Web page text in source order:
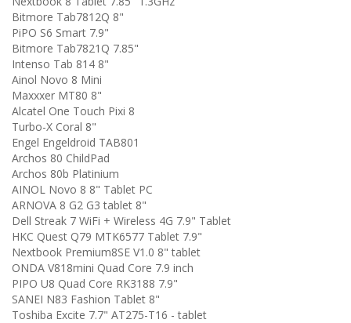
Bitmore Tab7812Q 8"
PiPO S6 Smart 7.9"
Bitmore Tab7821Q 7.85"
Intenso Tab 814 8"
Ainol Novo 8 Mini
Maxxxer MT80 8"
Alcatel One Touch Pixi 8
Turbo-X Coral 8"
Engel Engeldroid TAB801
Archos 80 ChildPad
Archos 80b Platinium
AINOL Novo 8 8" Tablet PC
ARNOVA 8 G2 G3 tablet 8"
Dell Streak 7 WiFi + Wireless 4G 7.9" Tablet
HKC Quest Q79 MTK6577 Tablet 7.9"
Nextbook Premium8SE V1.0 8" tablet
ONDA V818mini Quad Core 7.9 inch
PIPO U8 Quad Core RK3188 7.9"
SANEI N83 Fashion Tablet 8"
Toshiba Excite 7.7" AT275-T16 - tablet